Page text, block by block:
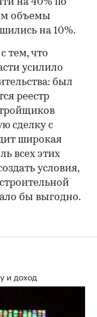
объемы
на 10%.
тем, что
усилило
был
реестр
сделку с
широкая
всех этих
условия,
бы выгодно.
и доход